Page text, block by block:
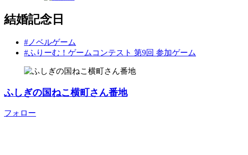
結婚記念日
#ノベルゲーム
#ふりーむ！ゲームコンテスト 第9回 参加ゲーム
ふしぎの国ねこ横町さん番地
フォロー